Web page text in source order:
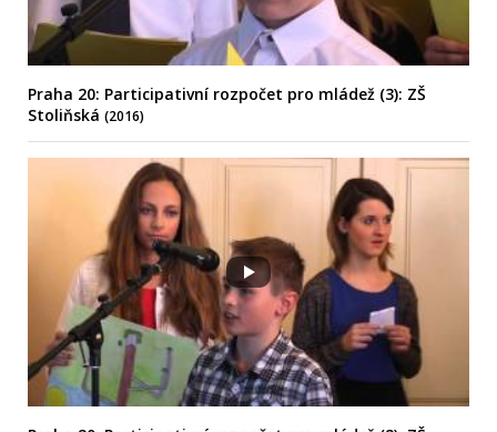
Praha 20: Participativní rozpočet pro mládež (3): ZŠ
Stoliňská (2016)